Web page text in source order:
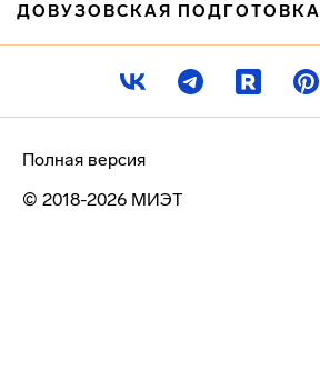
ДОВУЗОВСКАЯ ПОДГОТОВКА
© 2018-2026 МИЭТ
Полная версия